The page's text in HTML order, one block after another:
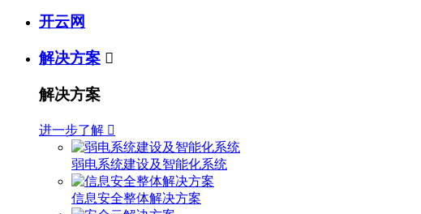
开云网
解决方案 
解决方案
进一步了解 
弱电系统建设及智能化系统
信息安全整体解决方案